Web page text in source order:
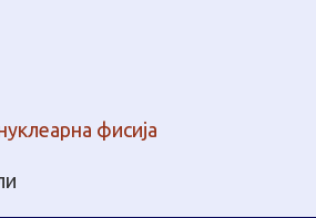
фисија